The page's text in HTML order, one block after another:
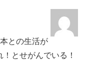
との生活が
とせがんでいる！